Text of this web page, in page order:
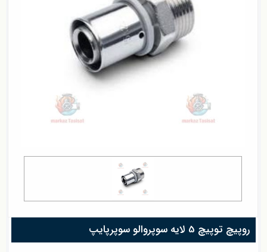
روپیچ توپیچ 5 لایه سوپروالو سوپرپایپ